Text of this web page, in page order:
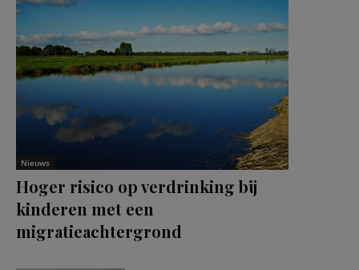
Nieuws
Hoger risico op verdrinking bij
kinderen met een
migratieachtergrond